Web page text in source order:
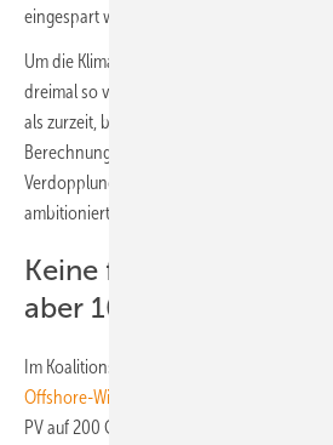
eingespart werden.
Um die Klimaziele bis 2030 zu erreichen,
dreimal so viele Photovoltaik-Anlagen in
als zurzeit, beschreiben Andreas Fischer
Berechnungsgrundlage. Während die
Verdopplung plante, wirke das Ziel der
ambitionierter: Bis 2030 soll sich die Menge
Keine festen Ziele für
aber 100 GW nötig
Im Koalitionsvertrag haben die Parteien für
Offshore-Wind
PV auf 200 GW bis 2030 ausgebaut